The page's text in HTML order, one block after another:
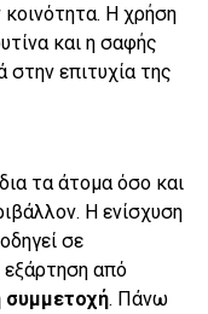
κοινότητα. Η χρήση
και η σαφής
επιτυχία της
τα άτομα όσο και
Η ενίσχυση
σε
εξάρτηση από
συμμετοχή. Πάνω